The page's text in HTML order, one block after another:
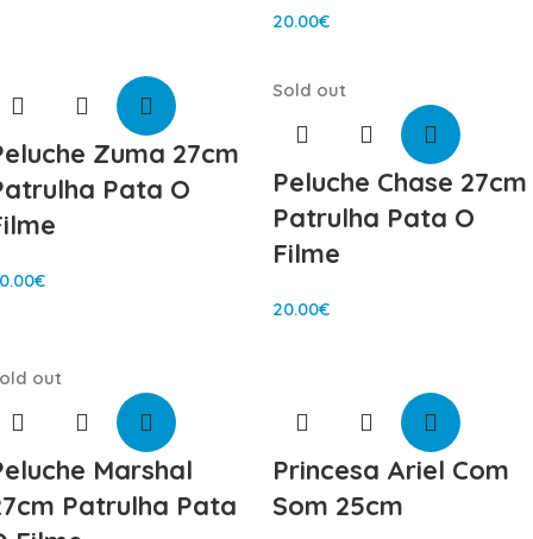
20.00€
Zuma 27cm
Pata O
€
Sold out
Peluche Chase 27cm
Patrulha Pata O
Filme
20.00€
out
Marshal
Patrulha Pata
Princesa Ariel Com
Som 25cm